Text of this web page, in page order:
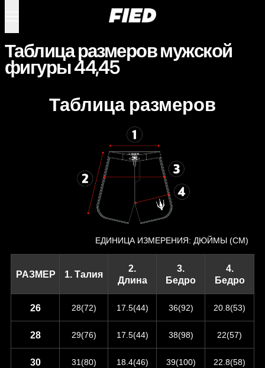
Таблица размеров мужской
фигуры 44,45
Таблица размеров
ЕДИНИЦА ИЗМЕРЕНИЯ: ДЮЙМЫ (СМ)
РАЗМЕР 1. Талия
2.
Длина
3.
Бедро
4.
Бедро
26 28(72) 17.5(44) 36(92) 20.8(53)
28 29(76) 17.5(44) 38(98) 22(57)
30 31(80) 18.4(46) 39(100) 22.8(58)